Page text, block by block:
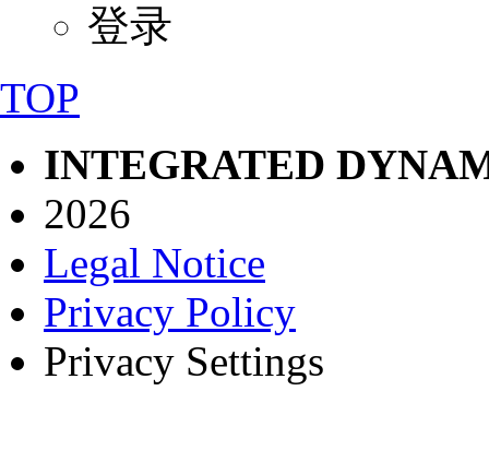
登录
TOP
INTEGRATED
2026
Legal Notice
Privacy Policy
Privacy Settings